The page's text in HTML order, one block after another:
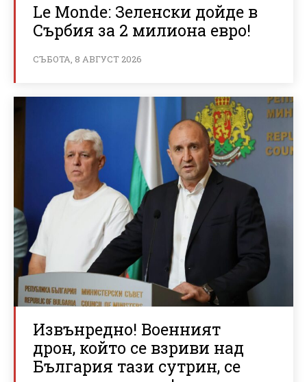
Le Monde: Зеленски дойде в
Сърбия за 2 милиона евро!
СЪБОТА, 8 АВГУСТ 2026
Извънредно! Военният
дрон, който се взриви над
България тази сутрин, се